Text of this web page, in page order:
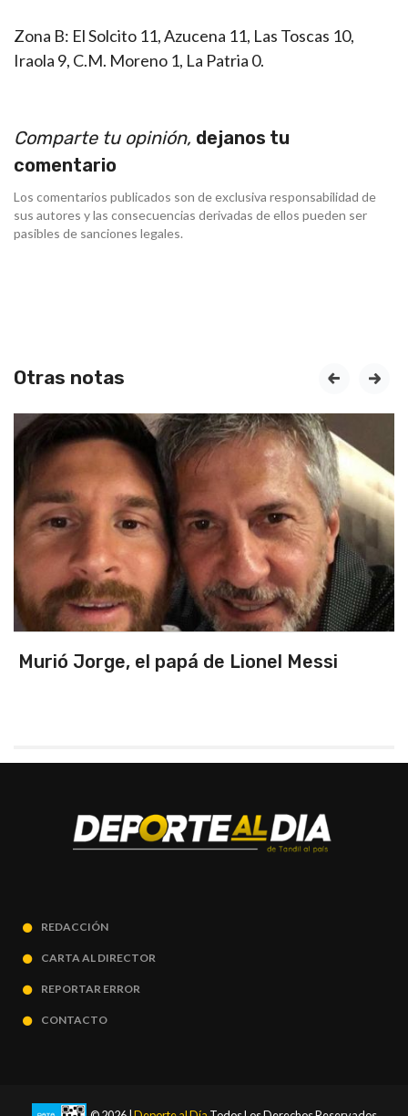
Zona B: El Solcito 11, Azucena 11, Las Toscas 10,
Iraola 9, C.M. Moreno 1, La Patria 0.
Comparte tu opinión, dejanos tu
comentario
Los comentarios publicados son de exclusiva responsabilidad de
sus autores y las consecuencias derivadas de ellos pueden ser
pasibles de sanciones legales.
Otras notas
Murió Jorge, el papá de Lionel Messi
prev next
REDACCIÓN
CARTA AL DIRECTOR
REPORTAR ERROR
CONTACTO